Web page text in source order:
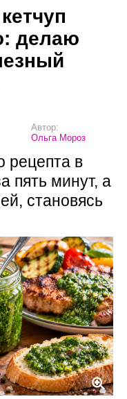
делаю
Автор:
Ольга Мороз
рецепта в
пять минут, а
становясь